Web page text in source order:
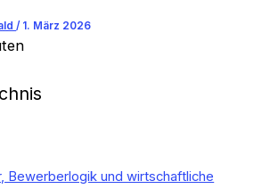
/ 1. März 2026
Bewerberlogik und wirtschaftliche